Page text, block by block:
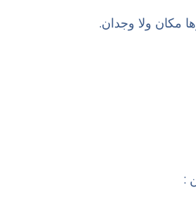
مكان ولا وجدان.
: